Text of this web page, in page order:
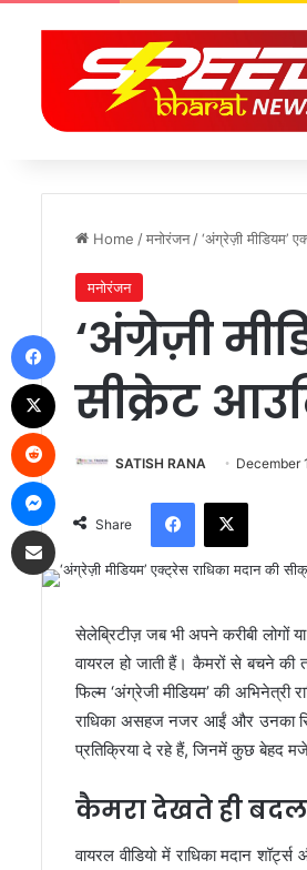
Home /मनोरंजन /‘अंग्रेज़ी मीडियम’
मनोरंजन
‘अंग्रेज़ी
सीक्रेट
SATISH RANA December
Share
Facebook
X
सेलेब्रिटीज़ जब भी अपने करीबी लोगों
वायरल हो जाती हैं। कैमरों से बचने की
फिल्म‘अंग्रेजी मीडियम’की अभिनेत्री
राधिका असहज नजर आईं और उनका
प्रतिक्रिया दे रहे हैं, जिनमें कुछ बेहद
कैमरा देखते ही
वायरल वीडियो में राधिका मदान
Facebook
Share via Email